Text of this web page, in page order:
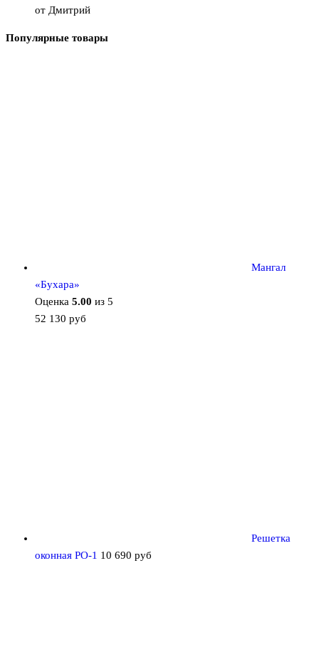
от Дмитрий
Популярные товары
Мангал
«Бухара»
Оценка 5.00 из 5
52 130 руб
Решетка
оконная РО-1 10 690 руб